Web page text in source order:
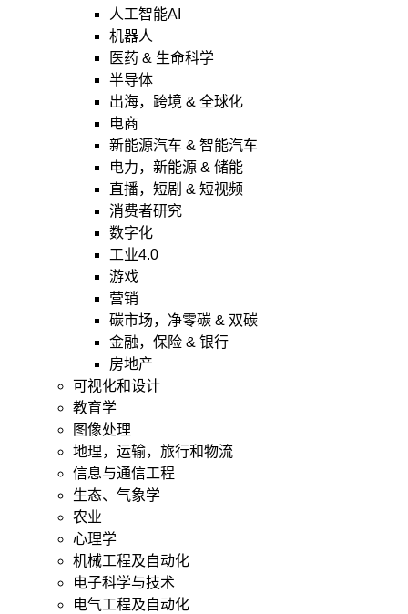
人工智能AI
机器人
医药 & 生命科学
半导体
出海，跨境 & 全球化
电商
新能源汽车 & 智能汽车
电力，新能源 & 储能
直播，短剧 & 短视频
消费者研究
数字化
工业4.0
游戏
营销
碳市场，净零碳 & 双碳
金融，保险 & 银行
房地产
可视化和设计
教育学
图像处理
地理，运输，旅行和物流
信息与通信工程
生态、气象学
农业
心理学
机械工程及自动化
电子科学与技术
电气工程及自动化